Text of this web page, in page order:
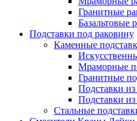
Гранитные
Базальтовые
Подставки под раковину
Каменные
Мраморные
Гранитные
Подставки из
Подставки из
Стальные